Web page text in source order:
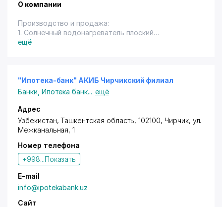
О компании
Производство и продажа:
1. Солнечный водонагреватель плоский
алюминиевый СВПА-23
алюминиевый СВПА-23 в комлекте бойлером 150 Л
4. Солнечный водонагреватель плоский
алюминиевый СВПА-23 в комлекте бойлером 300 Л
5. Солнечный водонагреватель плоский медный
СВПМ-20 в комлекте бойлером 150 Л
6. Солнечный водонагреватель плоский медный
СВПМ-20 в комлекте бойлером 150 Л
ещё
"Ипотека-банк" АКИБ Чирчикский филиал
Банки Ипотека банк... ещё
Адрес
Узбекистан, Ташкентская область, 102100, Чирчик, ул.
Межканальная, 1
Номер телефона
+998...Показать
E-mail
info@ipotekabank.uz
Сайт